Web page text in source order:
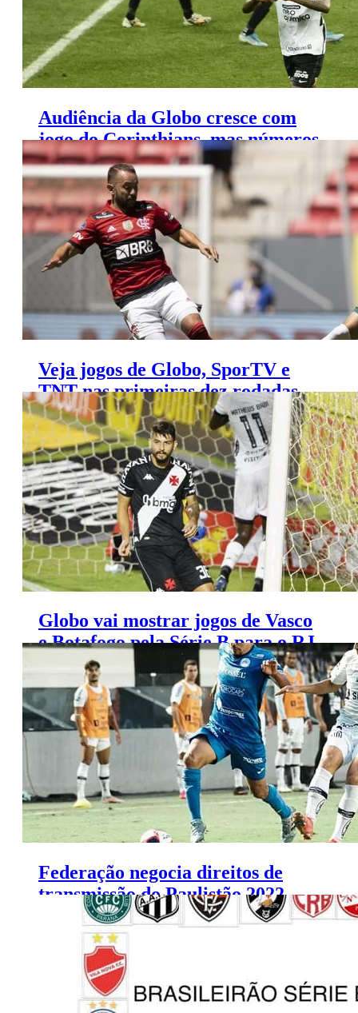
Audiência da Globo cresce com
jogo do Corinthians, mas números
são considerados modestos
Veja jogos de Globo, SporTV e
TNT nas primeiras dez rodadas
do Brasileirão 2021
Globo vai mostrar jogos de Vasco
e Botafogo pela Série B para o RJ
e parte da rede
Federação negocia direitos de
transmissão do Paulistão 2022
com oito empresas